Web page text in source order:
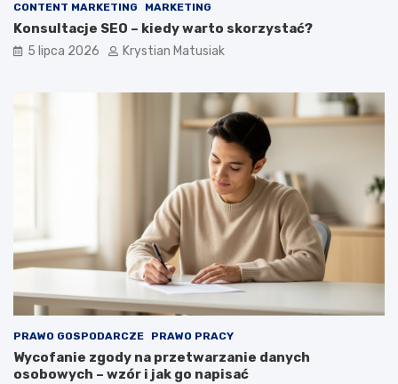
CONTENT MARKETING MARKETING
Konsultacje SEO – kiedy warto skorzystać?
5 lipca 2026 Krystian Matusiak
PRAWO GOSPODARCZE PRAWO PRACY
Wycofanie zgody na przetwarzanie danych
osobowych – wzór i jak go napisać